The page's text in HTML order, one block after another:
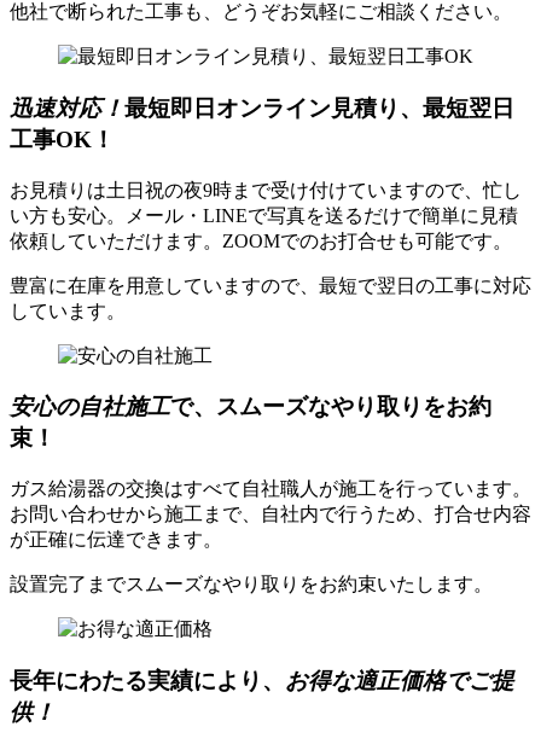
他社で断られた工事も、どうぞお気軽にご相談ください。
迅速対応！最短即日オンライン見積り、最短翌日
工事OK！
お見積りは土日祝の夜9時まで受け付けていますので、忙し
い方も安心。メール・LINEで写真を送るだけで簡単に見積
依頼していただけます。ZOOMでのお打合せも可能です。
豊富に在庫を用意していますので、最短で翌日の工事に対応
しています。
安心の自社施工で、スムーズなやり取りをお約
束！
ガス給湯器の交換はすべて自社職人が施工を行っています。
お問い合わせから施工まで、自社内で行うため、打合せ内容
が正確に伝達できます。
設置完了までスムーズなやり取りをお約束いたします。
長年にわたる実績により、 お得な適正価格でご提
供！